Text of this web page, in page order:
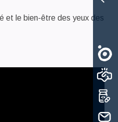
et le bien-être des yeux des